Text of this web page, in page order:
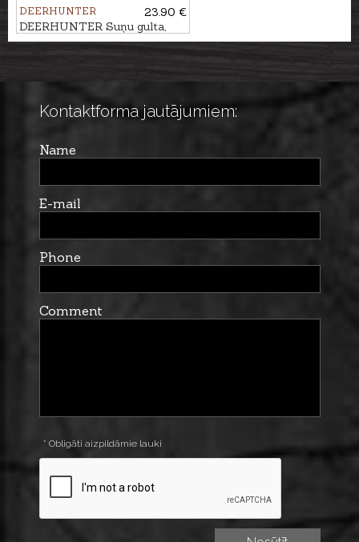
DEERHUNTER
23.90 €
DEERHUNTER Suņu gulta,
70x100cm
Kontaktforma jautājumiem:
Name
E-mail
Phone
Comment
* Obligāti aizpildāmie lauki